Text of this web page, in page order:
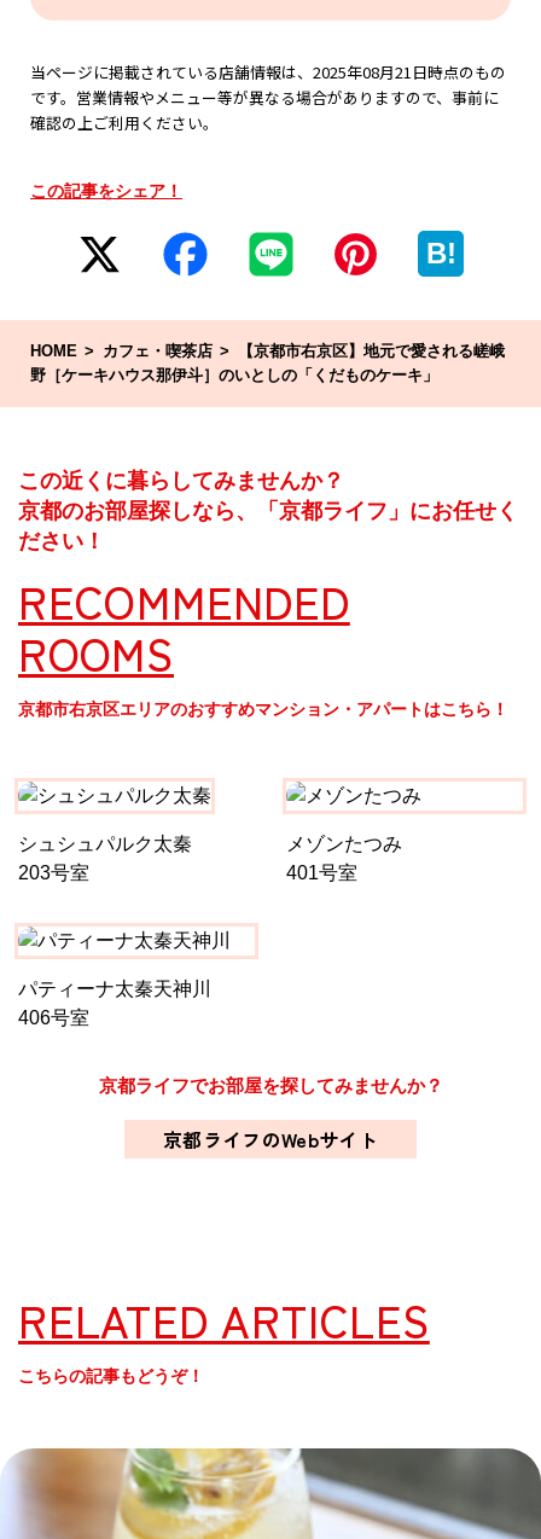
当ページに掲載されている店舗情報は、2025年08月21日時点のもの
です。営業情報やメニュー等が異なる場合がありますので、事前に
確認の上ご利用ください。
この記事をシェア！
B!
HOME カフェ・喫茶店
【京都市右京区】地元で愛される嵯峨
野［ケーキハウス那伊斗］のいとしの「くだものケーキ」
この近くに暮らしてみませんか？
京都のお部屋探しなら、「京都ライフ」にお任せく
ださい！
RECOMMENDED
ROOMS
京都市右京区エリアのおすすめマンション・アパートはこちら！
シュシュパルク太秦
203号室
メゾンたつみ
401号室
パティーナ太秦天神川
406号室
京都ライフでお部屋を探してみませんか？
京都ライフのWebサイト
RELATED ARTICLES
こちらの記事もどうぞ！